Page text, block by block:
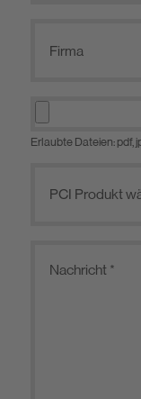
Erlaubte Dateien: pdf,